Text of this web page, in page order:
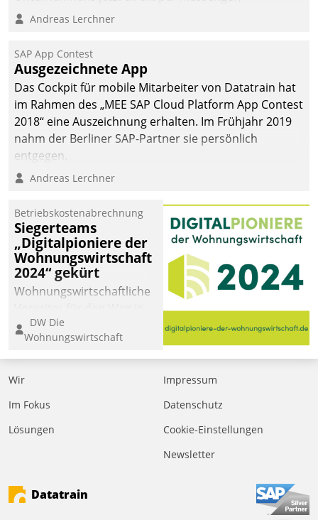
Mitarbeiter oder Dienstleister empfangen oder
Andreas Lerchner
SAP App Contest
Ausgezeichnete App
Das Cockpit für mobile Mitarbeiter von Datatrain hat
im Rahmen des „MEE SAP Cloud Platform App Contest
2018“ eine Auszeichnung erhalten. Im Frühjahr 2019
nahm der Berliner SAP-Partner sie persönlich
entgegen.
Andreas Lerchner
Betriebskostenabrechnung
Siegerteams
„Digitalpioniere der
Wohnungswirtschaft
2024“ gekürt
Wohnungswirtschaftliche
eine digitale Zukunft zu
finden, ist das Ziel des
Awards „Digitalpioniere
der
Bewerben können sich
dafür ein Team
DW Die
Wohnungswirtschaft
Wir
Im Fokus
Lösungen
Impressum
Datenschutz
Cookie-Einstellungen
Newsletter
Datatrain